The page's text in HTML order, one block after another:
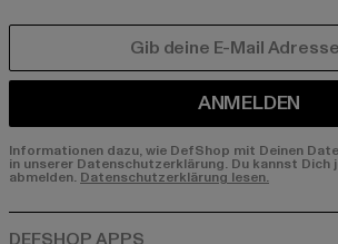
ANMELDEN
Informationen dazu, wie DefShop mit Deinen
in unserer Datenschutzerklärung. Du kannst
abmelden. Datenschutzerklärung lesen.